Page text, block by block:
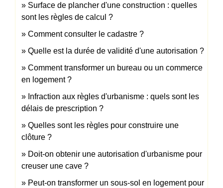
Surface de plancher d'une construction : quelles
sont les règles de calcul ?
Comment consulter le cadastre ?
Quelle est la durée de validité d'une autorisation ?
Comment transformer un bureau ou un commerce
en logement ?
Infraction aux règles d'urbanisme : quels sont les
délais de prescription ?
Quelles sont les règles pour construire une
clôture ?
Doit-on obtenir une autorisation d'urbanisme pour
creuser une cave ?
Peut-on transformer un sous-sol en logement pour